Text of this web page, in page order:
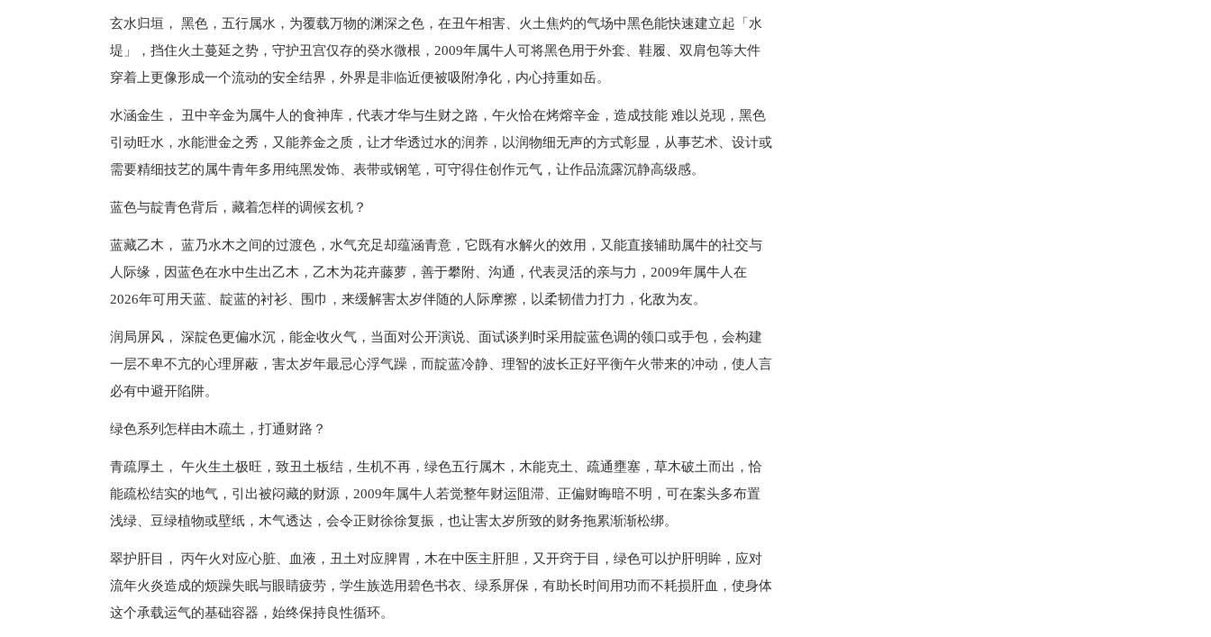
玄水归垣， 黑色，五行属水，为覆载万物的渊深之色，在丑午相害、火土焦灼的气场中黑色能快速建立起「水
堤」，挡住火土蔓延之势，守护丑宫仅存的癸水微根，2009年属牛人可将黑色用于外套、鞋履、双肩包等大件
穿着上更像形成一个流动的安全结界，外界是非临近便被吸附净化，内心持重如岳。
水涵金生， 丑中辛金为属牛人的食神库，代表才华与生财之路，午火恰在烤熔辛金，造成技能 难以兑现，黑色
引动旺水，水能泄金之秀，又能养金之质，让才华透过水的润养，以润物细无声的方式彰显，从事艺术、设计或
需要精细技艺的属牛青年多用纯黑发饰、表带或钢笔，可守得住创作元气，让作品流露沉静高级感。
蓝色与靛青色背后，藏着怎样的调候玄机？
蓝藏乙木， 蓝乃水木之间的过渡色，水气充足却蕴涵青意，它既有水解火的效用，又能直接辅助属牛的社交与
人际缘，因蓝色在水中生出乙木，乙木为花卉藤萝，善于攀附、沟通，代表灵活的亲与力，2009年属牛人在
2026年可用天蓝、靛蓝的衬衫、围巾，来缓解害太岁伴随的人际摩擦，以柔韧借力打力，化敌为友。
润局屏风， 深靛色更偏水沉，能金收火气，当面对公开演说、面试谈判时采用靛蓝色调的领口或手包，会构建
一层不卑不亢的心理屏蔽，害太岁年最忌心浮气躁，而靛蓝冷静、理智的波长正好平衡午火带来的冲动，使人言
必有中避开陷阱。
绿色系列怎样由木疏土，打通财路？
青疏厚土， 午火生土极旺，致丑土板结，生机不再，绿色五行属木，木能克土、疏通壅塞，草木破土而出，恰
能疏松结实的地气，引出被闷藏的财源，2009年属牛人若觉整年财运阻滞、正偏财晦暗不明，可在案头多布置
浅绿、豆绿植物或壁纸，木气透达，会令正财徐徐复振，也让害太岁所致的财务拖累渐渐松绑。
翠护肝目， 丙午火对应心脏、血液，丑土对应脾胃，木在中医主肝胆，又开窍于目，绿色可以护肝明眸，应对
流年火炎造成的烦躁失眠与眼睛疲劳，学生族选用碧色书衣、绿系屏保，有助长时间用功而不耗损肝血，使身体
这个承载运气的基础容器，始终保持良性循环。